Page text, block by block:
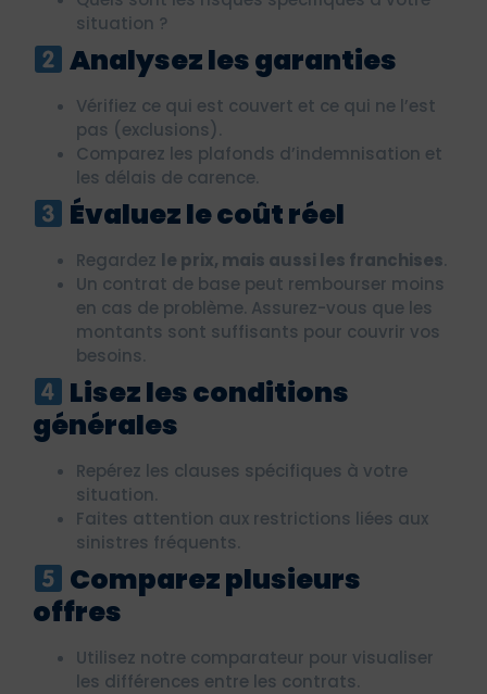
situation ?
Analysez les garanties
Vérifiez ce qui est couvert et ce qui ne l’est
pas (exclusions).
Comparez les plafonds d’indemnisation et
les délais de carence.
Évaluez le coût réel
Regardez le prix, mais aussi les franchises.
Un contrat de base peut rembourser moins
en cas de problème. Assurez-vous que les
montants sont suffisants pour couvrir vos
besoins.
Lisez les conditions
générales
Repérez les clauses spécifiques à votre
situation.
Faites attention aux restrictions liées aux
sinistres fréquents.
Comparez plusieurs
offres
Utilisez notre comparateur pour visualiser
les différences entre les contrats.